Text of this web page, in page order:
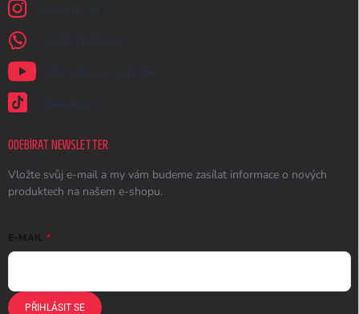
earplugs_cz
+420731389483
Naše videa na YouTube
@earplugs.cz
ODEBÍRAT NEWSLETTER
Vložte svůj e-mail a my vám budeme zasílat informace o nových
produktech na našem e-shopu.
E-MAIL
PŘIHLÁSIT SE